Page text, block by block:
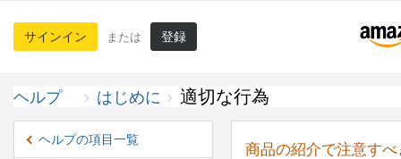
サインイン または 登録
ヘルプ はじめに 適切な行為
ヘルプの項目一覧
商品の紹介で注意す